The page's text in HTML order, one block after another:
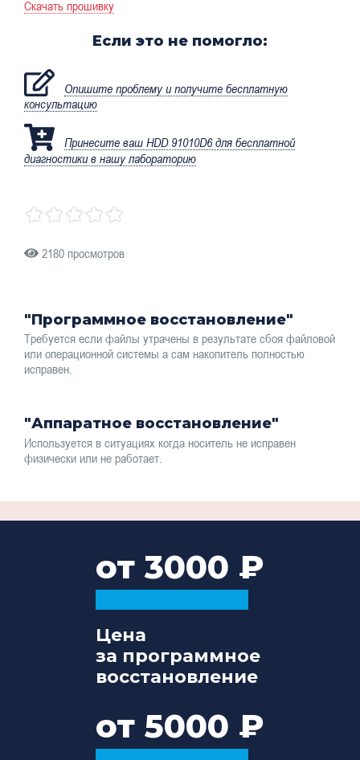
Скачать прошивку
Если это не помогло:
Опишите проблему и получите бесплатную
консультацию
Принесите ваш HDD 91010D6 для бесплатной
диагностики в нашу лабораторию
2180 просмотров
"Программное восстановление"
Требуется если файлы утрачены в результате сбоя файловой
или операционной системы а сам накопитель полностью
исправен.
"Аппаратное восстановление"
Используется в ситуациях когда носитель не исправен
физически или не работает.
от 3000
Цена
за программное
восстановление
от 5000